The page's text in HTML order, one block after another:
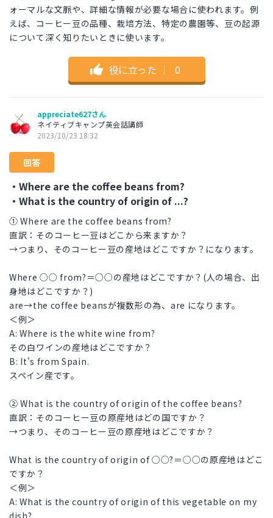
ォーマルな文脈や、詳細な情報が必要な場合に使われます。例
えば、コーヒー豆の品種、栽培方法、特定の農園等、豆の起源
について深く知りたいときに使います。
役に立った ｜ 0
appreciate627さん
ネイティブキャンプ英会話講師
2023/10/23 18:32
回答
・Where are the coffee beans from?
・What is the country of origin of ...?
① Where are the coffee beans from?
直訳：そのコーヒー豆はどこから来ますか？
→つまり、そのコーヒー豆の産地はどこですか？になります。
Where ○○ from?＝○○の産地はどこですか？(人の場合、出
身地はどこですか？)
are→the coffee beansが複数形の為、are になります。
＜例＞
A: Where is the white wine from?
その白ワインの産地はどこですか？
B: It's from Spain.
スペイン産です。
② What is the country of origin of the coffee beans?
直訳：そのコーヒー豆の原産地はどの国ですか？
→つまり、そのコーヒー豆の原産地はどこですか？
What is the country of origin of ○○?＝○○の原産地はどこ
ですか？
＜例＞
A: What is the country of origin of this vegetable on my